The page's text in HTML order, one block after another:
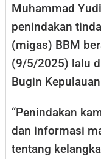
Muhammad
penindakan
(migas) BBM
(9/5/2025) lalu
Bugin
“Penindakan
dan informasi
tentang